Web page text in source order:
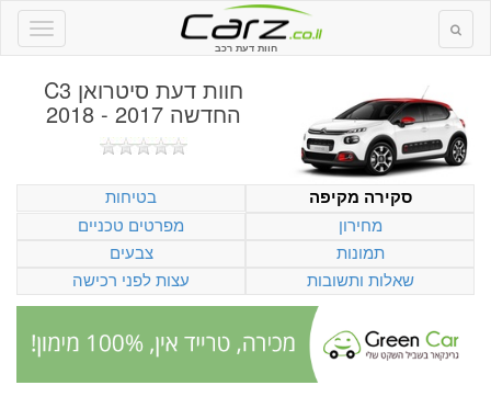
חוות דעת רכב
חוות דעת סיטרואן C3
החדשה 2017 - 2018
סקירה מקיפה
בטיחות
מחירון
מפרטים טכניים
תמונות
צבעים
שאלות ותשובות
עצות לפני רכישה